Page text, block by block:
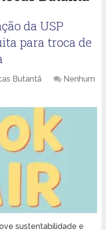
da USP
para troca de
Butantã
Nenhum
sustentabilidade e